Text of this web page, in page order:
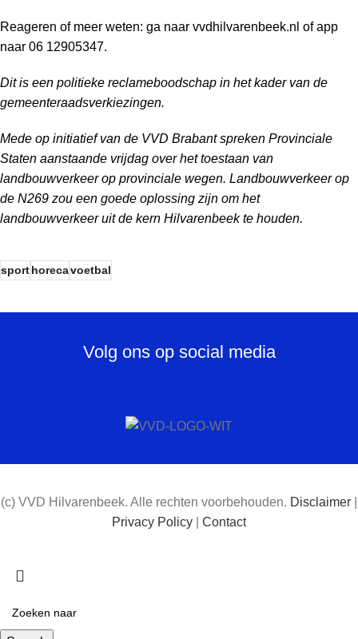
Reageren of meer weten: ga naar vvdhilvarenbeek.nl of app
naar 06 12905347.
Dit is een politieke reclameboodschap in het kader van de
gemeenteraadsverkiezingen.
Mede op initiatief van de VVD Brabant spreken Provinciale
Staten aanstaande vrijdag over het toestaan van
landbouwverkeer op provinciale wegen. Landbouwverkeer op
de N269 zou een goede oplossing zijn om het
landbouwverkeer uit de kern Hilvarenbeek te houden.
sporthorecavoetbal
Volg ons op social media
(c) VVD Hilvarenbeek. Alle rechten voorbehouden. Disclaimer
Privacy Policy
Contact